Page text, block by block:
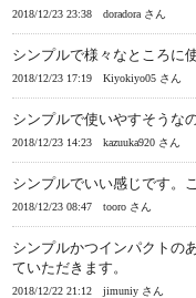
2018/12/23 23:38 doradora さん
シンプルで様々なところに
2018/12/23 17:19 Kiyokiyo05 さん
シンプルで使いやすそうな
2018/12/23 14:23 kazuuka920 さん
シンプルでいい感じです。
2018/12/23 08:47 tooro さん
シンプルかつインパクトの
ていただきます。
2018/12/22 21:12 jimuniy さん